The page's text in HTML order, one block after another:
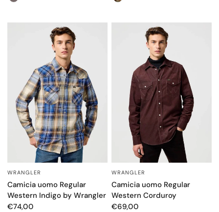
OCCHIATA VELOCE
WRANGLER
Camicia uomo Regular
Western Indigo by Wrangler
€74,00
OCCHIATA VELOCE
WRANGLER
Camicia uomo Regular
Western Corduroy
€69,00